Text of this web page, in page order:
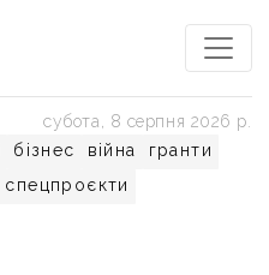
бізнес війна
гранти
спецпроєкти
субота, 8 серпня 2026 р.